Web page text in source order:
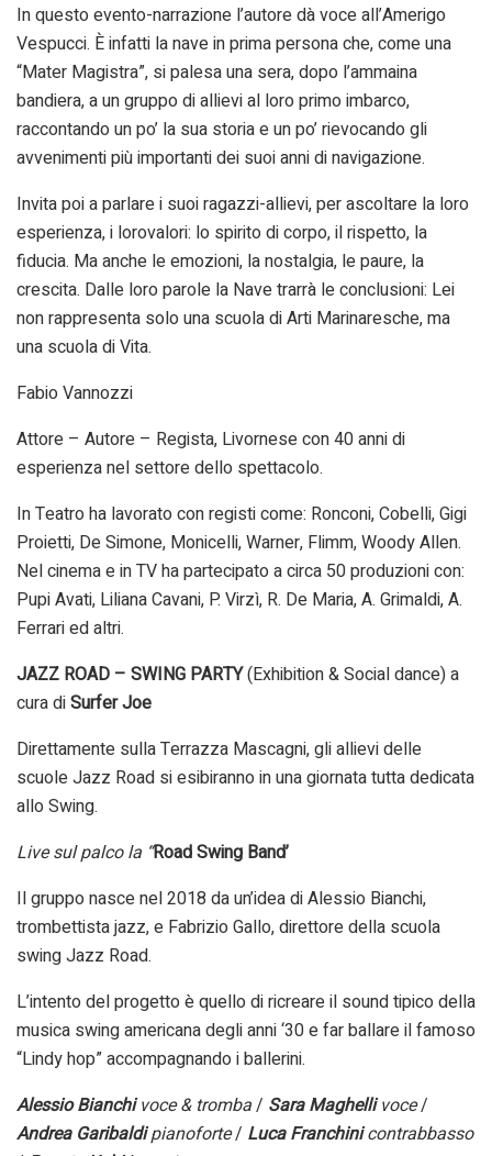
In questo evento-narrazione l’autore dà voce all’Amerigo
Vespucci. È infatti la nave in prima persona che, come una
“Mater Magistra”, si palesa una sera, dopo l’ammaina
bandiera, a un gruppo di allievi al loro primo imbarco,
raccontando un po’ la sua storia e un po’ rievocando gli
avvenimenti più importanti dei suoi anni di navigazione.
Invita poi a parlare i suoi ragazzi-allievi, per ascoltare la loro
esperienza, i lorovalori: lo spirito di corpo, il rispetto, la
fiducia. Ma anche le emozioni, la nostalgia, le paure, la
crescita. Dalle loro parole la Nave trarrà le conclusioni: Lei
non rappresenta solo una scuola di Arti Marinaresche, ma
una scuola di Vita.
Fabio Vannozzi
Attore – Autore – Regista, Livornese con 40 anni di
esperienza nel settore dello spettacolo.
In Teatro ha lavorato con registi come: Ronconi, Cobelli, Gigi
Proietti, De Simone, Monicelli, Warner, Flimm, Woody Allen.
Nel cinema e in TV ha partecipato a circa 50 produzioni con:
Pupi Avati, Liliana Cavani, P. Virzì, R. De Maria, A. Grimaldi, A.
Ferrari ed altri.
JAZZ ROAD – SWING PARTY(Exhibition & Social dance) a
cura diSurfer Joe
Direttamente sulla Terrazza Mascagni, gli allievi delle
scuole Jazz Road si esibiranno in una giornata tutta dedicata
allo Swing.
Live sul palco la “Road Swing Band’
Il gruppo nasce nel 2018 da un’idea di Alessio Bianchi,
trombettista jazz, e Fabrizio Gallo, direttore della scuola
swing Jazz Road.
L’intento del progetto è quello di ricreare il sound tipico della
musica swing americana degli anni ‘30 e far ballare il famoso
“Lindy hop” accompagnando i ballerini.
Alessio Bianchivoce & tromba/ Sara Maghellivoce/
Andrea Garibaldipianoforte/ Luca Franchinicontrabbasso